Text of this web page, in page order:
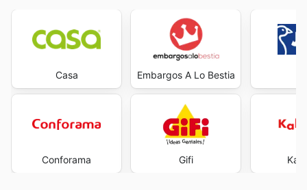
Casa
Conforama
Embargos A Lo Bestia
Gifi